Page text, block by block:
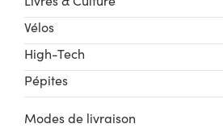
Vélos
High-Tech
Pépites
Modes de livraison